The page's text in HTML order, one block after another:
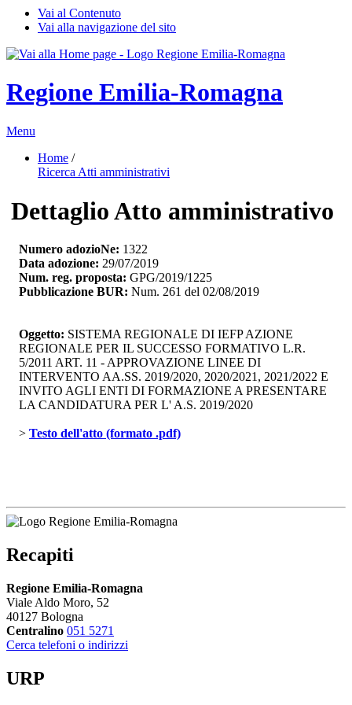
Vai al Contenuto
Vai alla navigazione del sito
Regione Emilia-Romagna
Menu
Home /
Ricerca Atti amministrativi
Dettaglio Atto amministrativo
Numero adozioNe: 1322
Data adozione: 29/07/2019
Num. reg. proposta: GPG/2019/1225
Pubblicazione BUR: Num. 261 del 02/08/2019
Oggetto: SISTEMA REGIONALE DI IEFP AZIONE
REGIONALE PER IL SUCCESSO FORMATIVO L.R.
5/2011 ART. 11 - APPROVAZIONE LINEE DI
INTERVENTO AA.SS. 2019/2020, 2020/2021, 2021/2022 E
INVITO AGLI ENTI DI FORMAZIONE A PRESENTARE
LA CANDIDATURA PER L' A.S. 2019/2020
> Testo dell'atto (formato .pdf)
Recapiti
Regione Emilia-Romagna
Viale Aldo Moro, 52
40127 Bologna
Centralino 051 5271
Cerca telefoni o indirizzi
URP